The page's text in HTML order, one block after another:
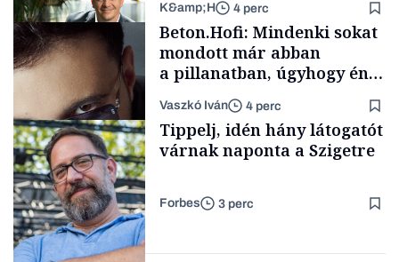
Elszámoltatás
TÁMOGATÓI
TARTALOM
K&amp;H 4 perc
Forbes-sztori
Beton.Hofi: Mindenki sokat
mondott már abban
a pillanatban, úgyhogy én
a legsarkosabb
gondolataimat akartam
kimondani
Vaszkó Iván 4 perc
Tippelj, idén hány látogatót
várnak naponta a Szigetre
Forbes 3 perc